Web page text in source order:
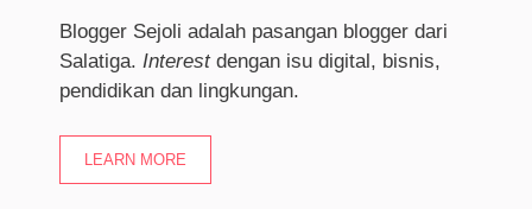
Blogger Sejoli adalah pasangan blogger dari
Salatiga. Interestdengan isu digital, bisnis,
pendidikan dan lingkungan.
LEARN MORE